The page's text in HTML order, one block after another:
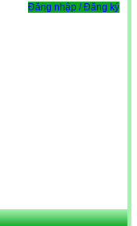
Đăng nhập / Đăng ký